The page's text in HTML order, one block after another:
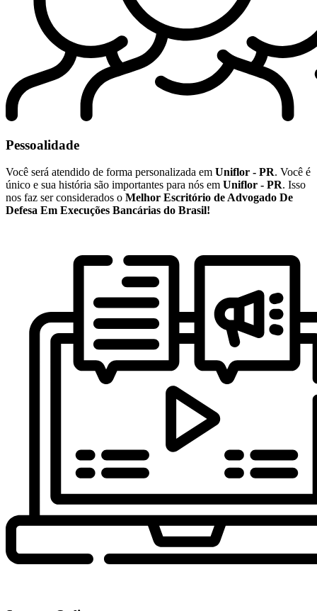
Pessoalidade
Você será atendido de forma personalizada em Uniflor - PR. Você é
único e sua história são importantes para nós em Uniflor - PR. Isso
nos faz ser considerados o Melhor Escritório de Advogado De
Defesa Em Execuções Bancárias do Brasil!